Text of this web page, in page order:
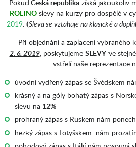
Pokud Česká republikazíská jakoukoliv
ROLINO slevy na kurzy pro dospělé v
2019. (Sleva se vztahuje na klasické a
Při objednání a zaplacení vybraného
2. 6. 2019, poskytujeme SLEVYve
vstřelí naše reprezentace
úvodní vydřený zápas se Švédskem
krásný a na góly bohatý zápas s
slevu na 12%
prohraný zápas s Ruskem nám
hezký zápas s Lotyšskem nám